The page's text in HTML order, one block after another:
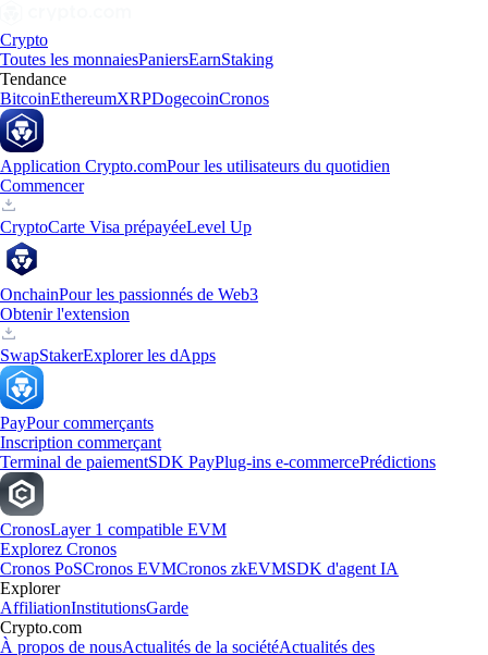
Crypto
Toutes les monnaiesPaniersEarnStaking
Tendance
BitcoinEthereumXRPDogecoinCronos
Application Crypto.comPour les utilisateurs du quotidien
Commencer
CryptoCarte Visa prépayéeLevel Up
OnchainPour les passionnés de Web3
Obtenir l'extension
SwapStakerExplorer les dApps
PayPour commerçants
Inscription commerçant
Terminal de paiementSDK PayPlug-ins e-commercePrédictions
CronosLayer 1 compatible EVM
Explorez Cronos
Cronos PoSCronos EVMCronos zkEVMSDK d'agent IA
Explorer
AffiliationInstitutionsGarde
Crypto.com
À propos de nousActualités de la sociétéActualités des